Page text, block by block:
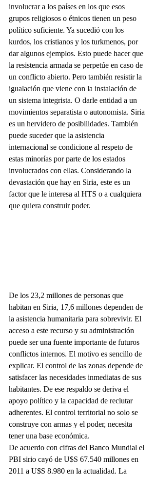
involucrar a los países en los que esos
grupos religiosos o étnicos tienen un peso
político suficiente. Ya sucedió con los
kurdos, los cristianos y los turkmenos, por
dar algunos ejemplos. Esto puede hacer que
la resistencia armada se perpetúe en caso de
un conflicto abierto. Pero también resistir la
igualación que viene con la instalación de
un sistema integrista. O darle entidad a un
movimientos separatista o autonomista. Siria
es un hervidero de posibilidades. También
puede suceder que la asistencia
internacional se condicione al respeto de
estas minorías por parte de los estados
involucrados con ellas. Considerando la
devastación que hay en Siria, este es un
factor que le interesa al HTS o a cualquiera
que quiera construir poder.
De los 23,2 millones de personas que
habitan en Siria, 17,6 millones dependen de
la asistencia humanitaria para sobrevivir. El
acceso a este recurso y su administración
puede ser una fuente importante de futuros
conflictos internos. El motivo es sencillo de
explicar. El control de las zonas depende de
satisfacer las necesidades inmediatas de sus
habitantes. De ese respaldo se deriva el
apoyo político y la capacidad de reclutar
adherentes. El control territorial no solo se
construye con armas y el poder, necesita
tener una base económica.
De acuerdo con cifras del Banco Mundial el
PBI sirio cayó de U$S 67.540 millones en
2011 a U$S 8.980 en la actualidad. La